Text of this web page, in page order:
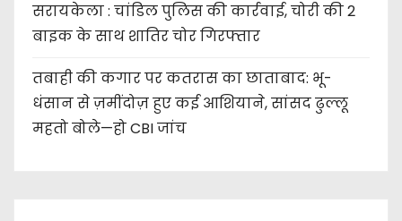
सरायकेला : चांडिल पुलिस की कार्रवाई, चोरी की 2
बाइक के साथ शातिर चोर गिरफ्तार
तबाही की कगार पर कतरास का छाताबाद: भू-
धंसान से ज़मींदोज़ हुए कई आशियाने, सांसद ढुल्लू
महतो बोले—हो CBI जांच